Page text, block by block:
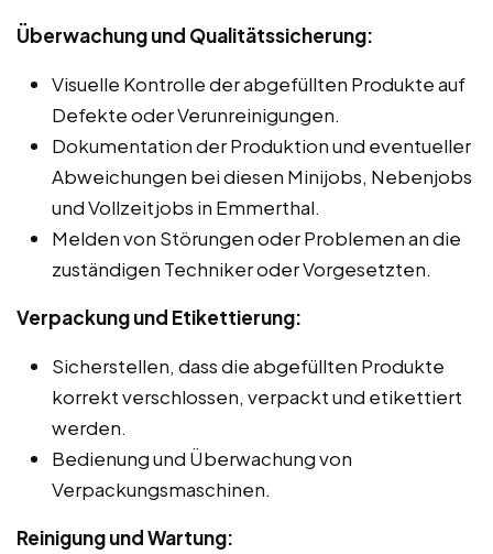
Überwachung und Qualitätssicherung:
Visuelle Kontrolle der abgefüllten Produkte auf
Defekte oder Verunreinigungen.
Dokumentation der Produktion und eventueller
Abweichungen bei diesen Minijobs, Nebenjobs
und Vollzeitjobs in Emmerthal.
Melden von Störungen oder Problemen an die
zuständigen Techniker oder Vorgesetzten.
Verpackung und Etikettierung:
Sicherstellen, dass die abgefüllten Produkte
korrekt verschlossen, verpackt und etikettiert
werden.
Bedienung und Überwachung von
Verpackungsmaschinen.
Reinigung und Wartung: